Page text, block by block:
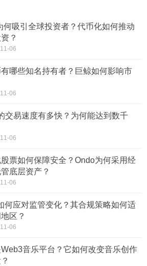
何吸引全球投资者？代币化如何推动
？
06
哪些知名持有者？巨鲸如何影响市
06
交易速度有多快？为何能达到数千
06
票如何保障安全？Ondo为何采用经
底层资产？
06
何应对监管变化？其合规策略如何适
区？
06
音乐平台？它如何改变音乐创作